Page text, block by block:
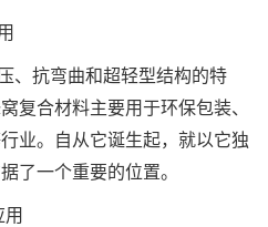
、抗弯曲和超轻型结构的特
复合材料主要用于环保包装、
业。自从它诞生起，就以它独
了一个重要的位置。